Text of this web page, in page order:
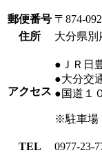
郵便番号 〒874-
住所
大分県別
アクセス
●ＪＲ日
●大分交
●国道１
※駐車場
TEL
0977-23-